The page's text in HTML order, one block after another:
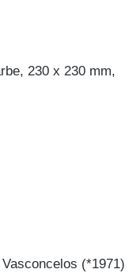
230 x 230 mm,
(*1971)